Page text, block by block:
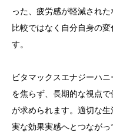
った、疲労感が軽減され
比較ではなく自分自身の
す。
ビタマックスエナジーハ
を焦らず、長期的な視点
が求められます。適切な
実な効果実感へとつながっ